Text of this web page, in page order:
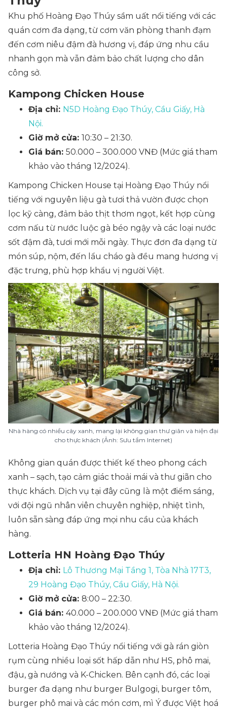
Khu phố Hoàng Đạo Thúy sầm uất nổi tiếng với các
quán cơm đa dạng, từ cơm văn phòng thanh đạm
đến cơm niêu đậm đà hương vị, đáp ứng nhu cầu
nhanh gọn mà vẫn đảm bảo chất lượng cho dân
công sở.
Kampong Chicken House
Địa chỉ: N5D Hoàng Đạo Thúy, Cầu Giấy, Hà
Nội.
Giờ mở cửa: 10:30 – 21:30.
Giá bán: 50.000 – 300.000 VNĐ (Mức giá tham
khảo vào tháng 12/2024).
Kampong Chicken House tại Hoàng Đạo Thúy nổi
tiếng với nguyên liệu gà tươi thả vườn được chọn
lọc kỹ càng, đảm bảo thịt thơm ngọt, kết hợp cùng
cơm nấu từ nước luộc gà béo ngậy và các loại nước
sốt đậm đà, tươi mới mỗi ngày. Thực đơn đa dạng từ
món súp, nộm, đến lẩu cháo gà đều mang hương vị
đặc trưng, phù hợp khẩu vị người Việt.
Nhà hàng có nhiều cây xanh, mang lại không gian thư giãn và hiện đại
cho thực khách (Ảnh: Sưu tầm Internet)
Không gian quán được thiết kế theo phong cách
xanh – sạch, tạo cảm giác thoải mái và thư giãn cho
thực khách. Dịch vụ tại đây cũng là một điểm sáng,
với đội ngũ nhân viên chuyên nghiệp, nhiệt tình,
luôn sẵn sàng đáp ứng mọi nhu cầu của khách
hàng.
Lotteria HN Hoàng Đạo Thúy
Địa chỉ: Lô Thương Mại Tầng 1, Tòa Nhà 17T3,
29 Hoàng Đạo Thúy, Cầu Giấy, Hà Nội.
Giờ mở cửa: 8:00 – 22:30.
Giá bán: 40.000 – 200.000 VNĐ (Mức giá tham
khảo vào tháng 12/2024).
Lotteria Hoàng Đạo Thúy nổi tiếng với gà rán giòn
rụm cùng nhiều loại sốt hấp dẫn như HS, phô mai,
đậu, gà nướng và K-Chicken. Bên cạnh đó, các loại
burger đa dạng như burger Bulgogi, burger tôm,
burger phô mai và các món cơm, mì Ý được Việt hoá